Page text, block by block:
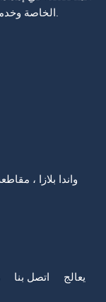
الخاصة وخدمة المعالجة ذات الصلة ، في عام 1996.
اتصل بنا
يعالج